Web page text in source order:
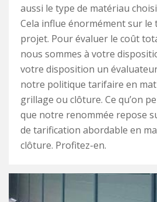
aussi le type de matériau
Cela influe énormément sur le
projet. Pour évaluer le coût
nous sommes à votre
votre disposition un
notre politique tarifaire en
grillage ou clôture. Ce qu’on
que notre renommée repose
de tarification abordable en
clôture. Profitez-en.